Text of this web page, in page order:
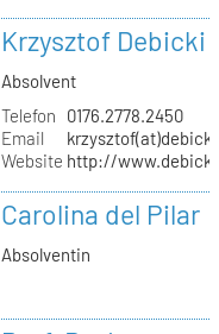
Krzysztof Debicki
Absolvent
Telefon
0176.2778.2450
Email
Website http://
Carolina del Pilar
Absolventin